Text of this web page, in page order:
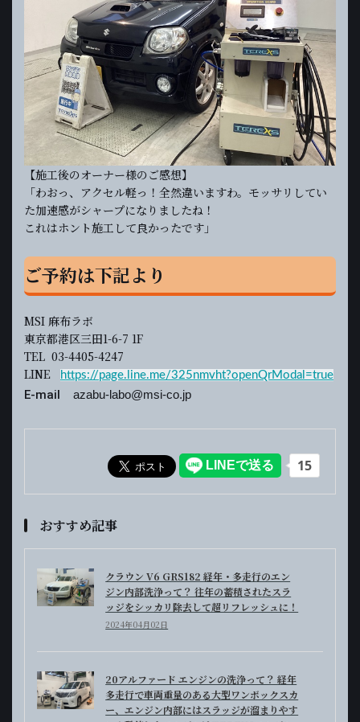
【施工後のオーナー様のご感想】
「わおっ、アクセル軽っ！全然違いますわ。モッサリしてい
た加速感がシャープになりましたね！
これはホント施工して良かったです」
ご予約は下記より
MSI 麻布ラボ
東京都港区三田1-6-7 1F
TEL 03-4405-4247
LINE
https://page.line.me/325nmvht?openQrModal=true
E-mail azabu-labo@msi-co.jp
おすすめ記事
クラウン V6 GRS182 経年・多走行のエン
ジン内部洗浄って？ 往年の蓄積されたスラ
ッジをシッカリ除去して超リフレッシュに！
2024年04月02日
20アルファード エンジンの洗浄って？ 経年
多走行で車両重量のある大型ワンボックスカ
ー、エンジン内部にはスラッジが溜まりやす